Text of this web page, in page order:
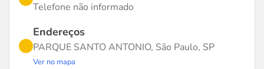
Telefone não informado
Endereços
PARQUE SANTO ANTONIO, São Paulo, SP
Ver no mapa